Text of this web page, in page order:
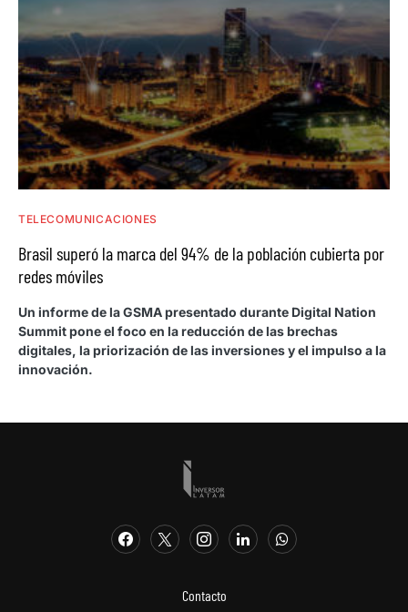
TELECOMUNICACIONES
Brasil superó la marca del 94% de la población cubierta por
redes móviles
Un informe de la GSMA presentado durante Digital Nation
Summit pone el foco en la reducción de las brechas
digitales, la priorización de las inversiones y el impulso a la
innovación.
Contacto